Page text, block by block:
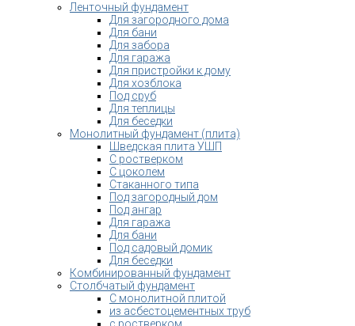
Ленточный фундамент
Для загородного дома
Для бани
Для забора
Для гаража
Для пристройки к дому
Для хозблока
Под сруб
Для теплицы
Для беседки
Монолитный фундамент (плита)
Шведская плита УШП
С ростверком
С цоколем
Стаканного типа
Под загородный дом
Под ангар
Для гаража
Для бани
Под садовый домик
Для беседки
Комбинированный фундамент
Столбчатый фундамент
С монолитной плитой
из асбестоцементных труб